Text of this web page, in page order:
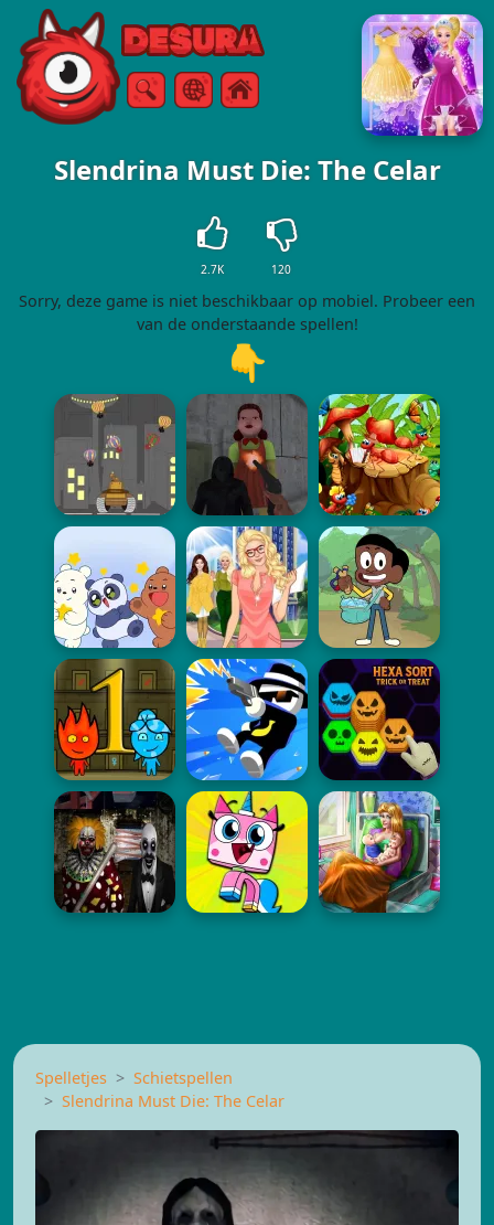
Free Online Games
ZoekenMenu
Slendrina Must Die: The Celar
2.7K 120
Sorry, deze game is niet beschikbaar op mobiel. Probeer een
van de onderstaande spellen!
👇
Spelletjes
Schietspellen
Slendrina Must Die: The Celar